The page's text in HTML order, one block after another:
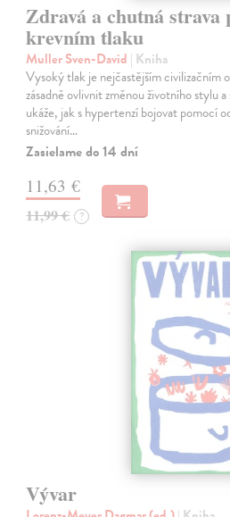
Zdravá a chutná strava
krevním tlaku
Muller Sven-David | Kniha
Vysoký tlak je nejčastějším civilizačním
zásadně ovlivnit změnou životního stylu
ukáže, jak s hypertenzí bojovat pomocí
snižování…
Zasielame do 14 dní
11,63 €
11,99 € ?
Vývar